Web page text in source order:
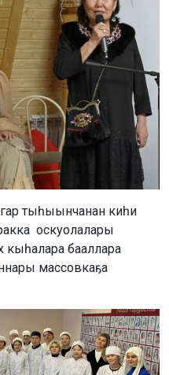
тыһыынчанан киһи
оскуолалары
кыһалара бааллара
массовкаҕа